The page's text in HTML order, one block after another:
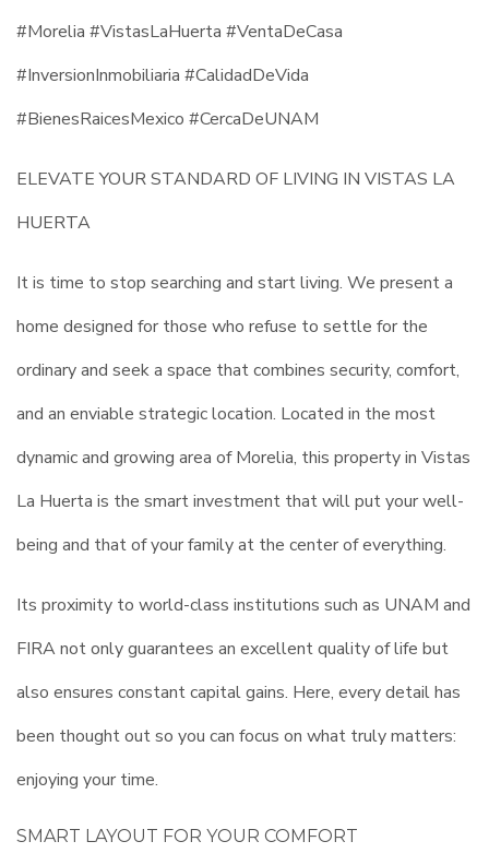
#Morelia #VistasLaHuerta #VentaDeCasa
#InversionInmobiliaria #CalidadDeVida
#BienesRaicesMexico #CercaDeUNAM
ELEVATE YOUR STANDARD OF LIVING IN VISTAS LA
HUERTA
It is time to stop searching and start living. We present a
home designed for those who refuse to settle for the
ordinary and seek a space that combines security, comfort,
and an enviable strategic location. Located in the most
dynamic and growing area of Morelia, this property in Vistas
La Huerta is the smart investment that will put your well-
being and that of your family at the center of everything.
Its proximity to world-class institutions such as UNAM and
FIRA not only guarantees an excellent quality of life but
also ensures constant capital gains. Here, every detail has
been thought out so you can focus on what truly matters:
enjoying your time.
SMART LAYOUT FOR YOUR COMFORT